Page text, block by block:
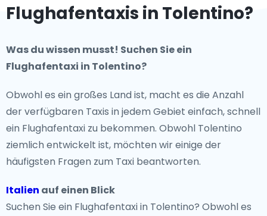
Flughafentaxis in Tolentino?
Was du wissen musst! Suchen Sie ein
Flughafentaxi in Tolentino?
Obwohl es ein großes Land ist, macht es die Anzahl
der verfügbaren Taxis in jedem Gebiet einfach, schnell
ein Flughafentaxi zu bekommen. Obwohl Tolentino
ziemlich entwickelt ist, möchten wir einige der
häufigsten Fragen zum Taxi beantworten.
Italien auf einen Blick
Suchen Sie ein Flughafentaxi in Tolentino? Obwohl es